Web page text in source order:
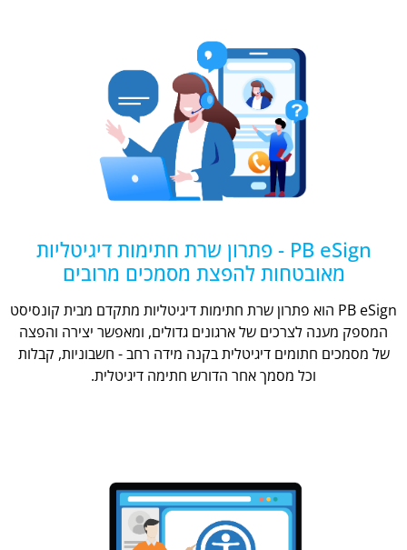
PB eSign - פתרון שרת חתימות דיגיטליות
מאובטחות להפצת מסמכים מרובים
PB eSign הוא פתרון שרת חתימות דיגיטליות מתקדם מבית קונסיסט
המספק מענה לצרכים של ארגונים גדולים, ומאפשר יצירה והפצה
של מסמכים חתומים דיגיטלית בקנה מידה רחב - חשבוניות, קבלות
וכל מסמך אחר הדורש חתימה דיגיטלית.